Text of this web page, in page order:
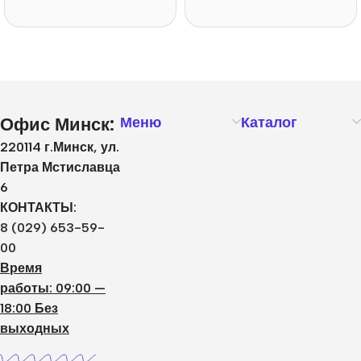
Офис Минск:
220114 г.Минск, ул.
Петра Мстиславца
6
КОНТАКТЫ:
8 (029) 653-59-
00
Время
работы: 09:00 —
18:00 Без
выходных
Меню Каталог